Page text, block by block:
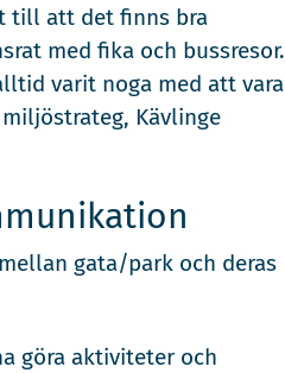
till att det finns bra
med fika och bussresor.
varit noga med att vara
Kävlinge
gata/park och deras
göra aktiviteter och